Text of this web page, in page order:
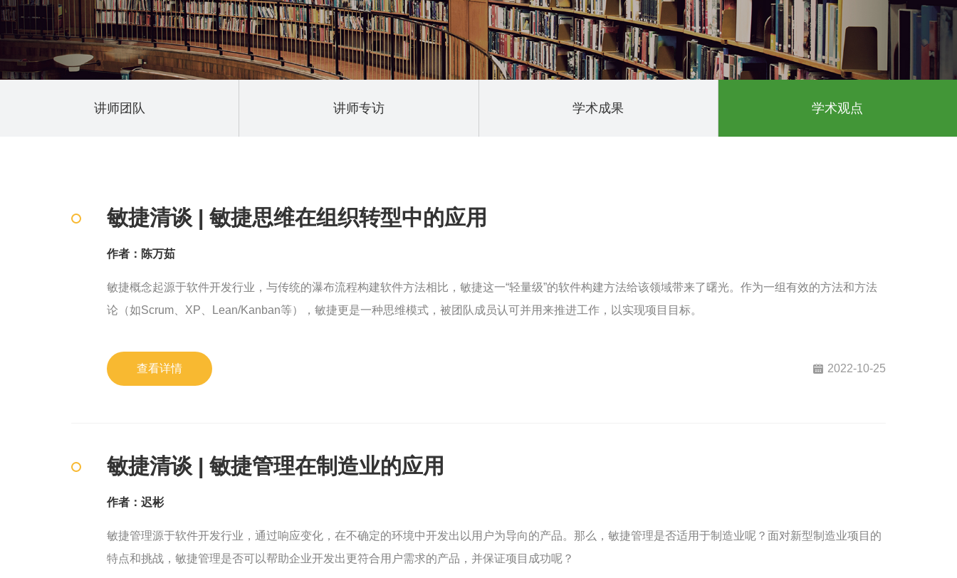
讲师团队 讲师专访 学术成果 学术观点
敏捷清谈 | 敏捷思维在组织转型中的应用
作者：陈万茹
敏捷概念起源于软件开发行业，与传统的瀑布流程构建软件方法相比，敏捷这一“轻量级”的软件构建方法给该领域带来了曙光。作为一组有效的方法和方法
论（如Scrum、XP、Lean/Kanban等），敏捷更是一种思维模式，被团队成员认可并用来推进工作，以实现项目目标。
查看详情 2022-10-25
敏捷清谈 | 敏捷管理在制造业的应用
作者：迟彬
敏捷管理源于软件开发行业，通过响应变化，在不确定的环境中开发出以用户为导向的产品。那么，敏捷管理是否适用于制造业呢？面对新型制造业项目的
特点和挑战，敏捷管理是否可以帮助企业开发出更符合用户需求的产品，并保证项目成功呢？